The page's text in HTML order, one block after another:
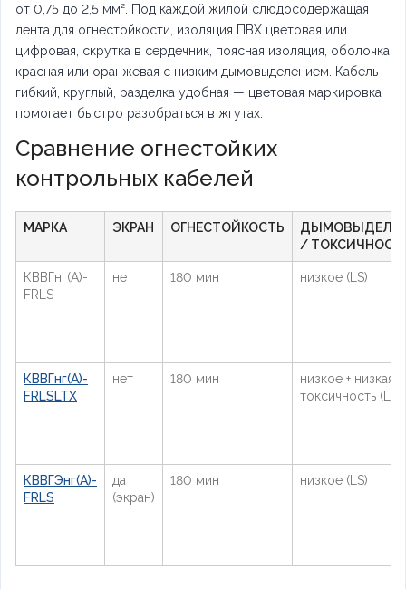
от 0,75 до 2,5 мм². Под каждой жилой слюдосодержащая
лента для огнестойкости, изоляция ПВХ цветовая или
цифровая, скрутка в сердечник, поясная изоляция, оболочка
красная или оранжевая с низким дымовыделением. Кабель
гибкий, круглый, разделка удобная — цветовая маркировка
помогает быстро разобраться в жгутах.
Сравнение огнестойких
контрольных кабелей
МАРКА ЭКРАН ОГНЕСТОЙКОСТЬ
/
КВВГнг(А)-
FRLS
нет 180 мин низкое (LS)
КВВГнг(А)-
FRLSLTХ
нет 180 мин
низкое + низкая
токсичность (LTx)
КВВГЭнг(А)-
FRLS
да
(экран)
180 мин низкое (LS)